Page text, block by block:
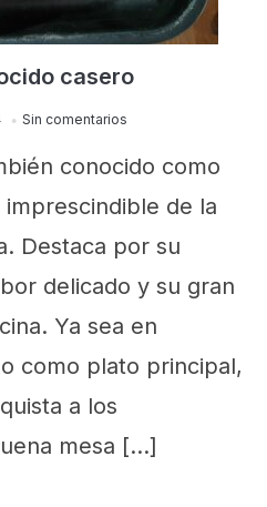
casero
Sin comentarios
conocido como
de la
Destaca por su
delicado y su gran
Ya sea en
como plato principal,
a los
mesa […]